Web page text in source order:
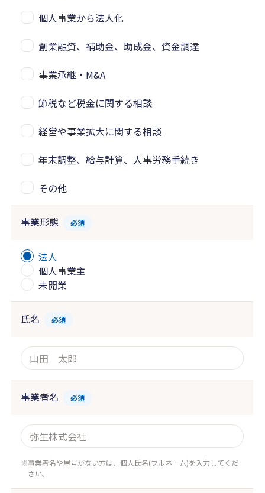
個人事業から法人化
創業融資、補助金、助成金、資金調達
事業承継・M&A
節税など税金に関する相談
経営や事業拡大に関する相談
年末調整、給与計算、人事労務手続き
その他
事業形態 必須
法人
個人事業主
未開業
氏名 必須
事業者名 必須
事業者名や屋号がない方は、個人氏名(フルネーム)を入力してくだ
さい。